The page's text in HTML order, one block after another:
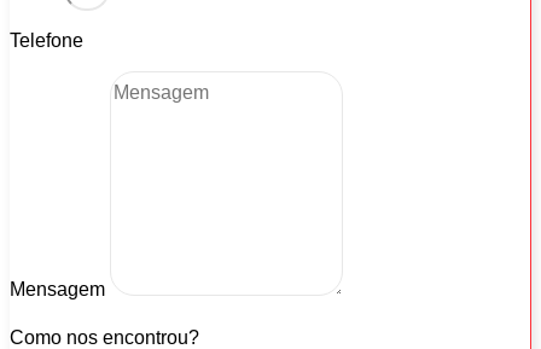
Telefone
Mensagem
Como nos encontrou?